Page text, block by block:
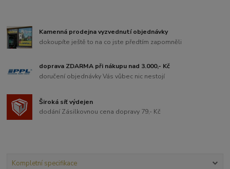
Kamenná prodejna vyzvednutí objednávky
dokoupíte ještě to na co jste předtím zapomněli
doprava ZDARMA při nákupu nad 3.000,- Kč
doručení objednávky Vás vůbec nic nestojí
Široká síť výdejen
dodání Zásilkovnou cena dopravy 79,- Kč
Kompletní specifikace